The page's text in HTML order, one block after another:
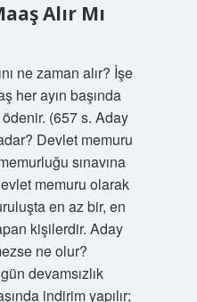
Alır Mı
ne zaman alır? İşe
her ayın başında
(657 s. Aday
Devlet memuru
sınavına
memuru olarak
en az bir, en
kişilerdir. Aday
ne olur?
devamsızlık
indirim yapılır;